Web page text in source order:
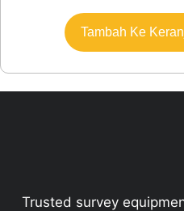
5
berdasarkan
penilaian
pelanggan
Tambah Ke
Trusted survey